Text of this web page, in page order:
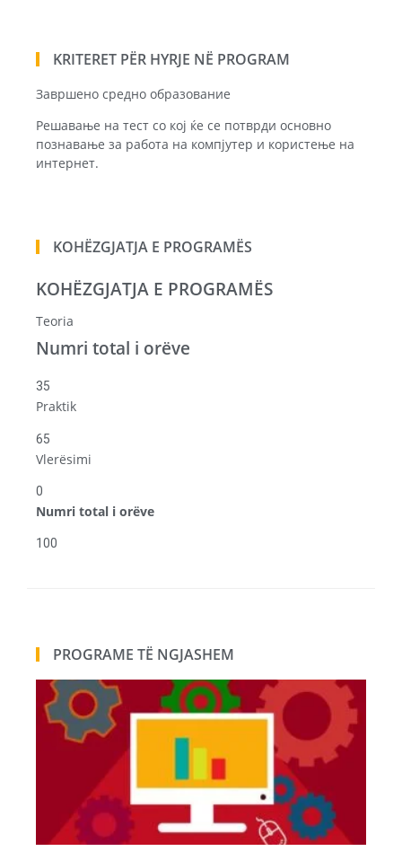
KRITERET PËR HYRJE NË PROGRAM
Завршено средно образование
Решавање на тест со кој ќе се потврди основно
познавање за работа на компјутер и користење на
интернет.
KOHËZGJATJA E PROGRAMËS
KOHËZGJATJA E PROGRAMËS
Teoria
Numri total i orëve
35
Praktik
65
Vlerësimi
0
Numri total i orëve
100
PROGRAME TË NGJASHEM